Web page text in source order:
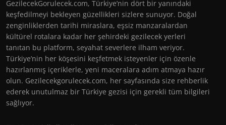
GezilecekGorulecek.com, Türkiye’nin dört bir yanındaki
keşfedilmeyi bekleyen güzellikleri sizlere sunuyor. Doğal
zenginliklerden tarihi miraslara, eşsiz manzaralardan
kültürel rotalara kadar her şehirdeki gezilecek yerleri
tanıtan bu platform, seyahat severlere ilham veriyor.
Türkiye’nin her köşesini keşfetmek isteyenler için özenle
hazırlanmış içeriklerle, yeni maceralara adım atmaya hazır
olun. Gezilecekgorulecek.com, her sayfasında size rehberlik
ederek unutulmaz bir Türkiye gezisi için gerekli tüm bilgileri
sağlıyor.